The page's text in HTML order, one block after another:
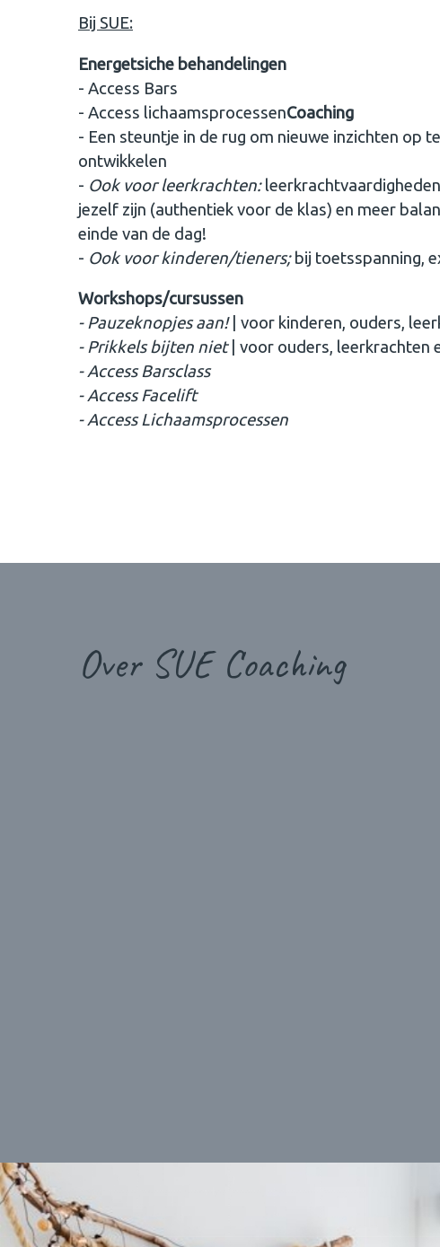
Bij SUE:
Energetsiche behandelingen
- Access Bars
- Access lichaamsprocessenCoaching
- Een steuntje in de rug om nieuwe inzichten op
ontwikkelen
- Ook voor leerkrachten:
jezelf zijn (authentiek voor de klas) en meer
einde van de dag!
- Ook voor kinderen/tieners;bij toetsspanning,
Workshops/cursussen
- Pauzeknopjes aan! | voor kinderen, ouders,
- Prikkels bijten niet| voor ouders, leerkrachten
- Access Barsclass
- Access Facelift
- Access Lichaamsprocessen
Over SUE Coaching